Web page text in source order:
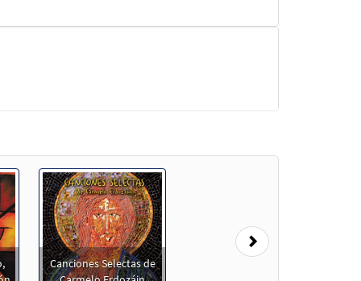
Canciones Selectas de
Next